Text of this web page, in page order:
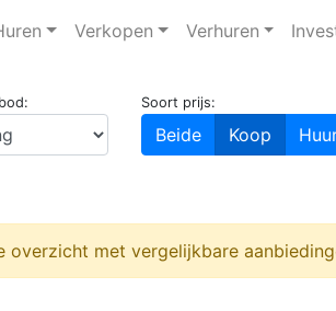
Verkopen Verhuren
Soort prijs:
Beide Koop
overzicht met vergelijkbare